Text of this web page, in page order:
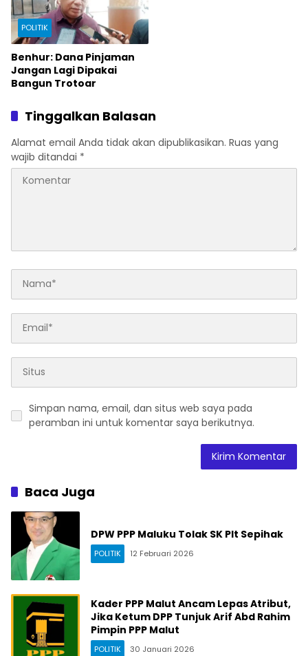
POLITIK
Benhur: Dana Pinjaman
Jangan Lagi Dipakai
Bangun Trotoar
Tinggalkan Balasan
Alamat email Anda tidak akan dipublikasikan. Ruas yang
wajib ditandai *
Simpan nama, email, dan situs web saya pada
peramban ini untuk komentar saya berikutnya.
Baca Juga
DPW PPP Maluku Tolak SK Plt Sepihak
POLITIK 12 Februari 2026
Kader PPP Malut Ancam Lepas Atribut,
Jika Ketum DPP Tunjuk Arif Abd Rahim
Pimpin PPP Malut
POLITIK 30 Januari 2026